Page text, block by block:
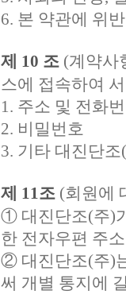
6. 본 약관에 위
제 10 조 (계약사
스에 접속하여
1. 주소 및 전화
2. 비밀번호
3. 기타 대진단
제 11조 (회원에
① 대진단조(주)
한 전자우편 주
② 대진단조(주)
써 개별 통지에